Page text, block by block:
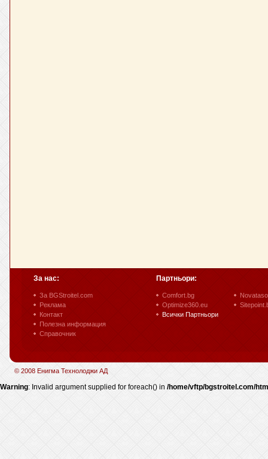
За нас:
За BGStroitel.com
Реклама
Контакт
Полезна информация
Справочник
Партньори:
Comfort.bg
Optimize360.eu
Всички Партньори
© 2008 Енигма Технолоджи АД
Warning: Invalid argument supplied for foreach() in /home/vftp/bgstroitel.com/